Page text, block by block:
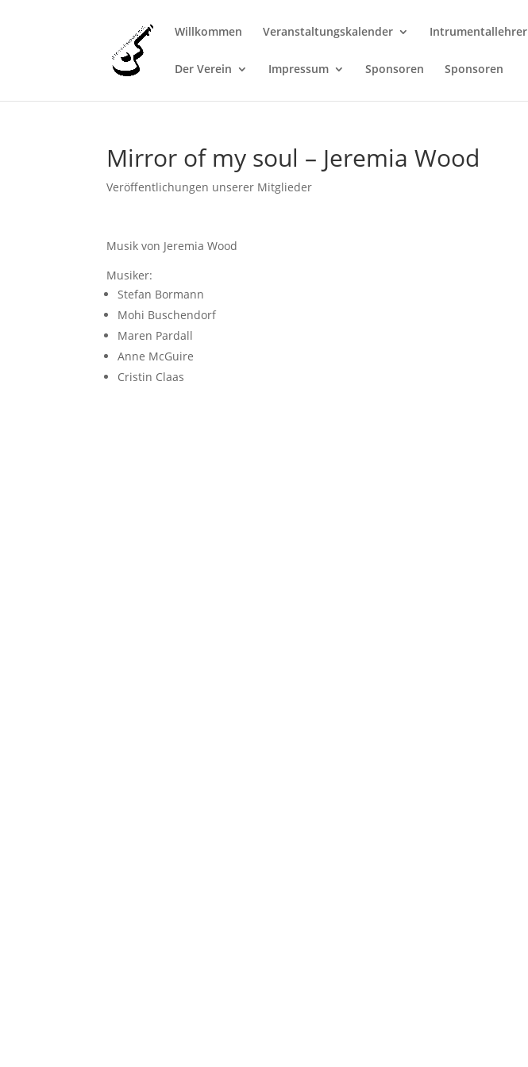
Willkommen Veranstaltungskalender Intrumentallehrer
Der Verein Impressum Sponsoren Sponsoren
Mirror of my soul – Jeremia Wood
Veröffentlichungen unserer Mitglieder
Musik von Jeremia Wood
Musiker:
Stefan Bormann
Mohi Buschendorf
Maren Pardall
Anne McGuire
Cristin Claas